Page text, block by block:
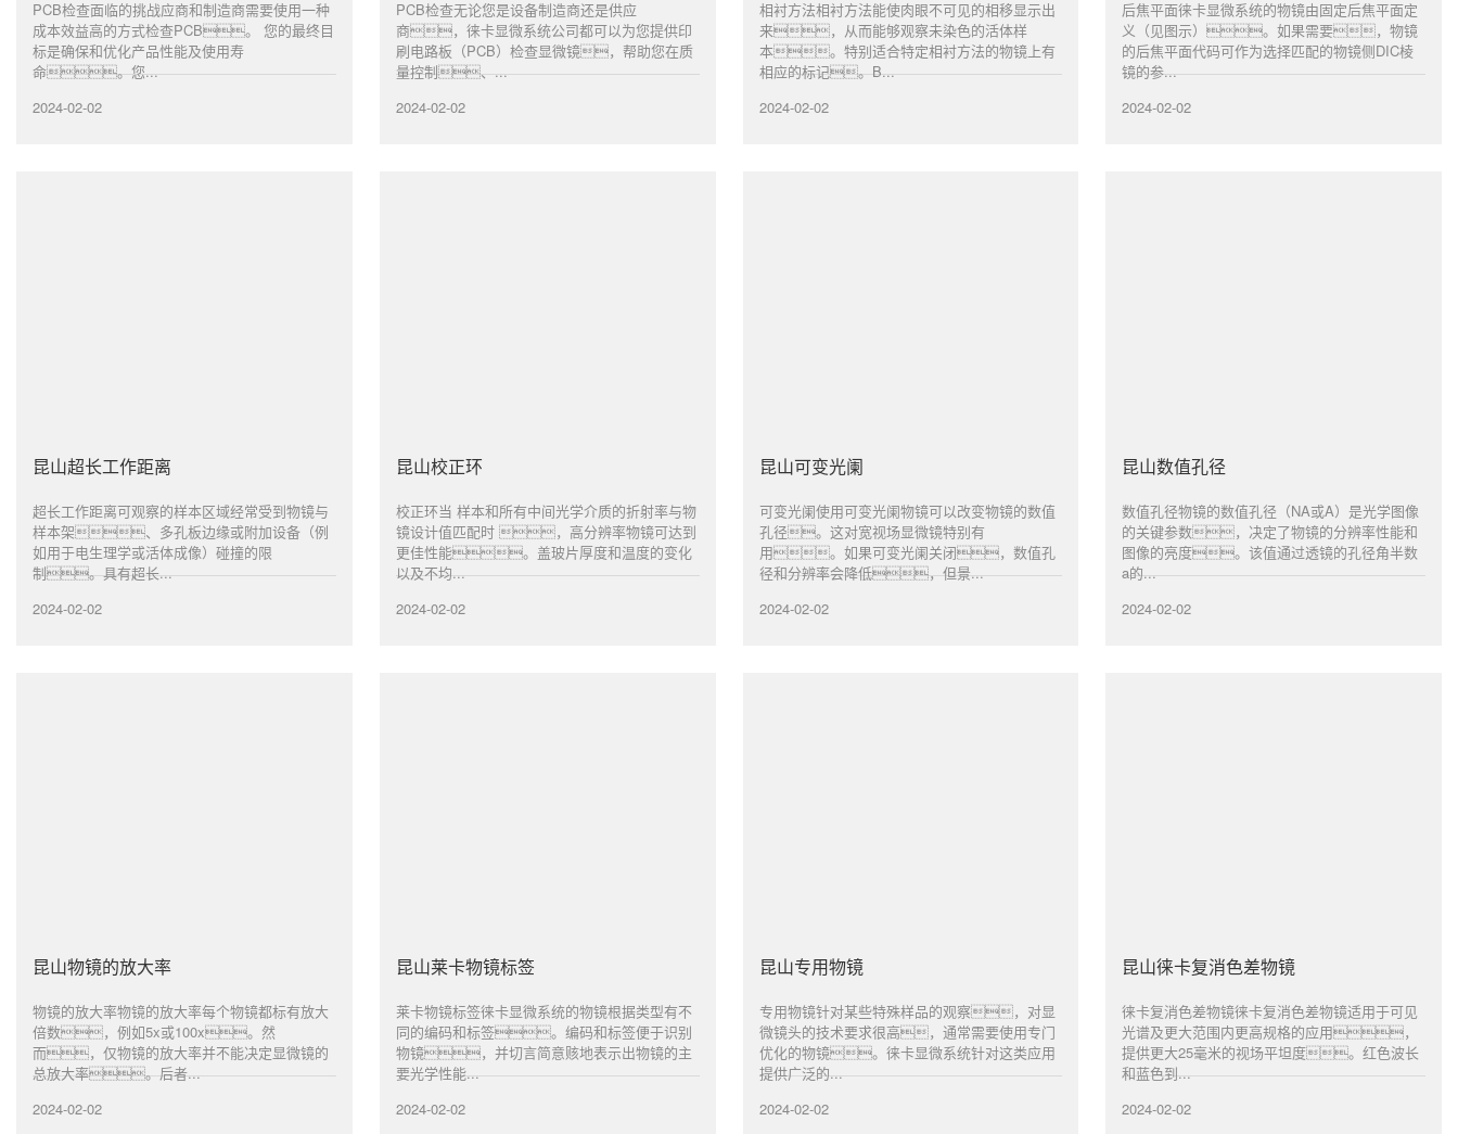
PCB检查面临的挑战应商和制造商需要使用一种
成本效益高的方式检查PCB。 您的最终目
标是确保和优化产品性能及使用寿
命。您...
2024-02-02
PCB检查无论您是设备制造商还是供应
商，徕卡显微系统公司都可以为您提供印
刷电路板（PCB）检查显微镜，帮助您在质
量控制、...
2024-02-02
相衬方法相衬方法能使肉眼不可见的相移显示出
来，从而能够观察未染色的活体样
本。特别适合特定相衬方法的物镜上有
相应的标记。B...
2024-02-02
后焦平面徕卡显微系统的物镜由固定后焦平面定
义（见图示）。如果需要，物镜
的后焦平面代码可作为选择匹配的物镜侧DIC棱
镜的参...
2024-02-02
昆山超长工作距离
超长工作距离可观察的样本区域经常受到物镜与
样本架、多孔板边缘或附加设备（例
如用于电生理学或活体成像）碰撞的限
制。具有超长...
2024-02-02
昆山校正环
校正环当 样本和所有中间光学介质的折射率与物
镜设计值匹配时 ，高分辨率物镜可达到
更佳性能。盖玻片厚度和温度的变化
以及不均...
2024-02-02
昆山可变光阑
可变光阑使用可变光阑物镜可以改变物镜的数值
孔径。这对宽视场显微镜特别有
用。如果可变光阑关闭，数值孔
径和分辨率会降低，但景...
2024-02-02
昆山数值孔径
数值孔径物镜的数值孔径（NA或A）是光学图像
的关键参数，决定了物镜的分辨率性能和
图像的亮度。该值通过透镜的孔径角半数
a的...
2024-02-02
昆山物镜的放大率
物镜的放大率物镜的放大率每个物镜都标有放大
倍数，例如5x或100x。然
而，仅物镜的放大率并不能决定显微镜的
总放大率。后者...
2024-02-02
昆山莱卡物镜标签
莱卡物镜标签徕卡显微系统的物镜根据类型有不
同的编码和标签。编码和标签便于识别
物镜，并切言简意赅地表示出物镜的主
要光学性能...
2024-02-02
昆山专用物镜
专用物镜针对某些特殊样品的观察，对显
微镜头的技术要求很高，通常需要使用专门
优化的物镜。徕卡显微系统针对这类应用
提供广泛的...
2024-02-02
昆山徕卡复消色差物镜
徕卡复消色差物镜徕卡复消色差物镜适用于可见
光谱及更大范围内更高规格的应用，
提供更大25毫米的视场平坦度。红色波长
和蓝色到...
2024-02-02